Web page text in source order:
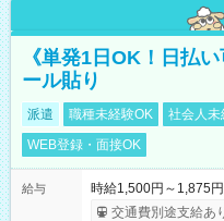
《単発1日OK！日払
ール貼り
派遣 職種未経験OK 社会人未
WEB登録・面接OK
給与
時給1,500円～1,875円
交通費別途支給あ